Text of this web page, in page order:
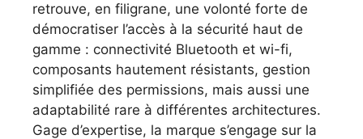
retrouve, en filigrane, une volonté forte de
démocratiser l’accès à la sécurité haut de
gamme : connectivité Bluetooth et wi-fi,
composants hautement résistants, gestion
simplifiée des permissions, mais aussi une
adaptabilité rare à différentes architectures.
Gage d’expertise, la marque s’engage sur la